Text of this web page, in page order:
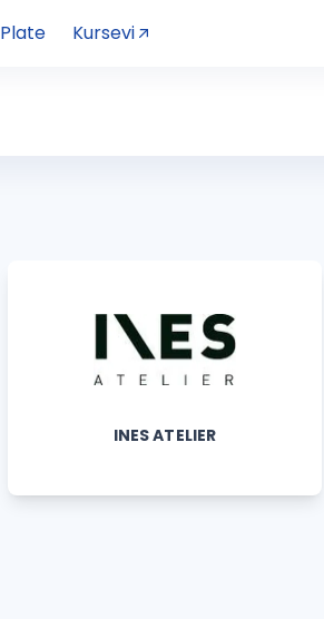
Plate Kursevi
INES ATELIER